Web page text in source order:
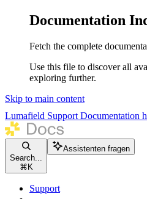
Documentation
Fetch the complete
Use this file to discover all
exploring further.
Skip to main content
Lumafield Support Documentation
Search...
⌘ K
Assistenten fragen
Support